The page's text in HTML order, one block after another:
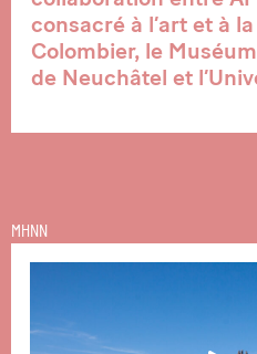
consacré à l’art et à
Colombier, le
de Neuchâtel et
MHNN